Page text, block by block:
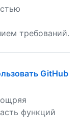
требований.
GitHub
функций